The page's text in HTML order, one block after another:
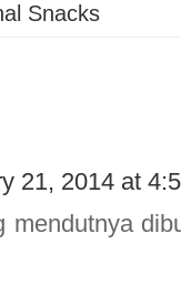
Snacks
21, 2014 at
mendutnya